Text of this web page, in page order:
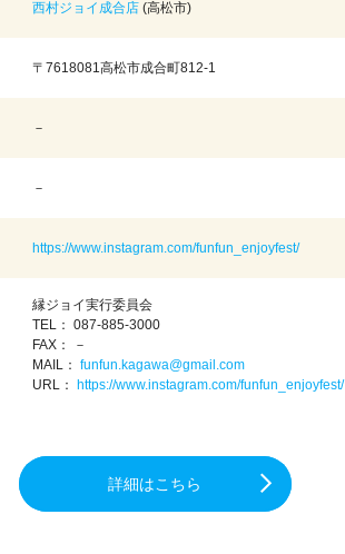
西村ジョイ成合店 (高松市)
〒7618081高松市成合町812-1
－
－
https://www.instagram.com/funfun_enjoyfest/
縁ジョイ実行委員会
TEL： 087-885-3000
FAX： －
MAIL： funfun.kagawa@gmail.com
URL： https://www.instagram.com/funfun_enjoyfest/
詳細はこちら